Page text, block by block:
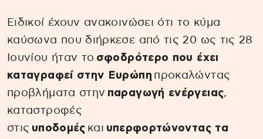
Ειδικοί έχουν ανακοινώσει ότι το κύμα
καύσωνα που διήρκεσε από τις 20 ως τις 28
Ιουνίου ήταν το σφοδρότερο που έχει
καταγραφεί στην Ευρώπη προκαλώντας
προβλήματα στην παραγωγή ενέργειας,
καταστροφές
στις υποδομές και υπερφορτώνοντας τα